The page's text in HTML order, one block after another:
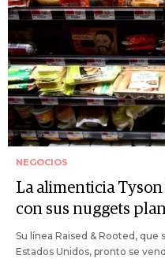
NEGOCIOS
La alimenticia
con sus nuggets
Su línea Raised & Rooted,
Estados Unidos, pronto se